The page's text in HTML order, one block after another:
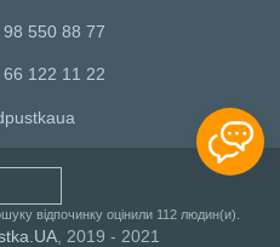
550 88 77
122 11 22
відпочинку оцінили 112 людин(и).
, 2019 - 2021